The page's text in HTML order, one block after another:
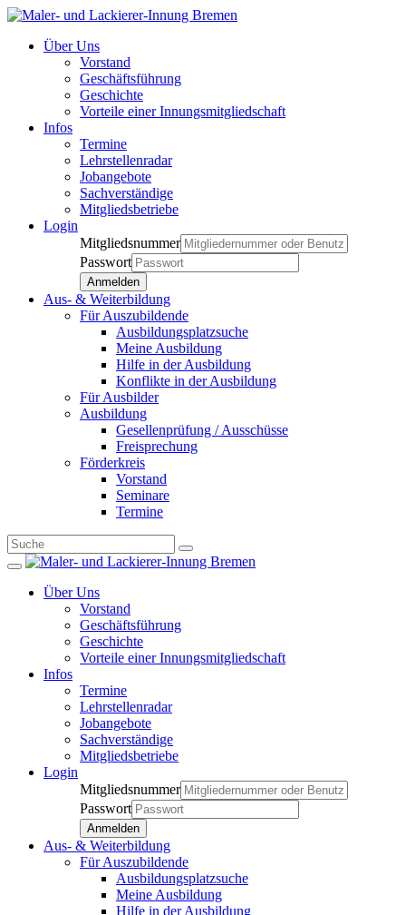
Über Uns
Vorstand
Geschäftsführung
Geschichte
Vorteile einer Innungsmitgliedschaft
Infos
Termine
Lehrstellenradar
Jobangebote
Sachverständige
Mitgliedsbetriebe
Login
Mitgliedsnummer
Passwort
Aus- & Weiterbildung
Für Auszubildende
Ausbildungsplatzsuche
Meine Ausbildung
Hilfe in der Ausbildung
Konflikte in der Ausbildung
Für Ausbilder
Ausbildung
Gesellenprüfung / Ausschüsse
Freisprechung
Förderkreis
Vorstand
Seminare
Termine
Über Uns
Vorstand
Geschäftsführung
Geschichte
Vorteile einer Innungsmitgliedschaft
Infos
Termine
Lehrstellenradar
Jobangebote
Sachverständige
Mitgliedsbetriebe
Login
Mitgliedsnummer
Passwort
Aus- & Weiterbildung
Für Auszubildende
Ausbildungsplatzsuche
Meine Ausbildung
Hilfe in der Ausbildung